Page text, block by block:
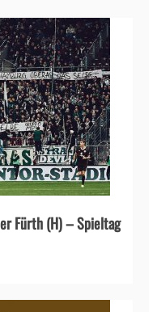
Fürth (H) – Spieltag